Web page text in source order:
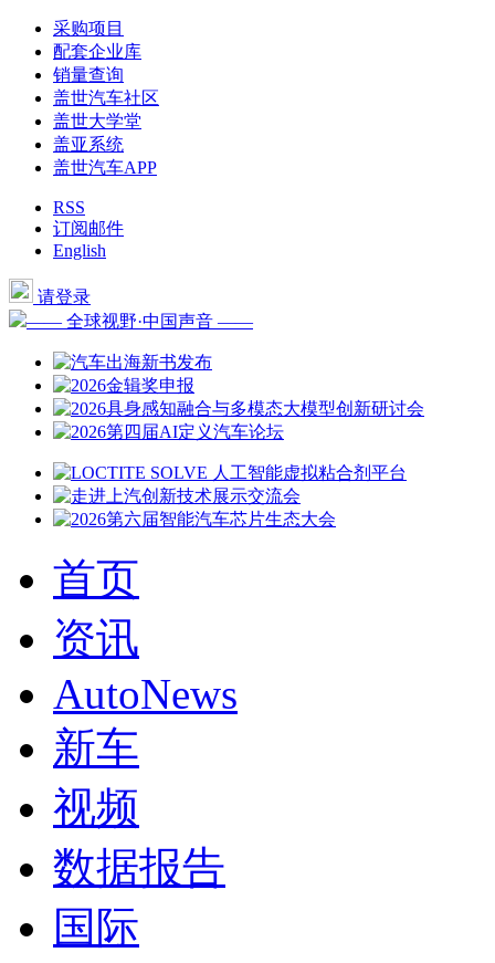
采购项目
配套企业库
销量查询
盖世汽车社区
盖世大学堂
盖亚系统
盖世汽车APP
RSS
订阅邮件
English
请登录
—— 全球视野·中国声音 ——
首页
资讯
AutoNews
新车
视频
数据报告
国际